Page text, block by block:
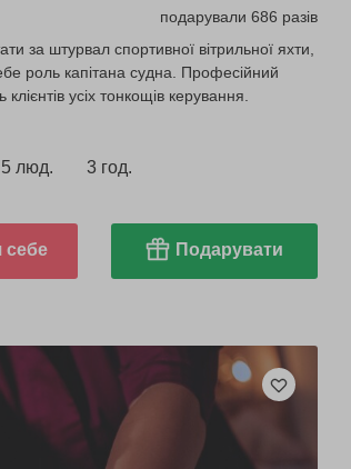
подарували 686 разів
за штурвал спортивної вітрильної яхти,
роль капітана судна. Професійний
клієнтів усіх тонкощів керування.
люд. 3 год.
себе Подарувати